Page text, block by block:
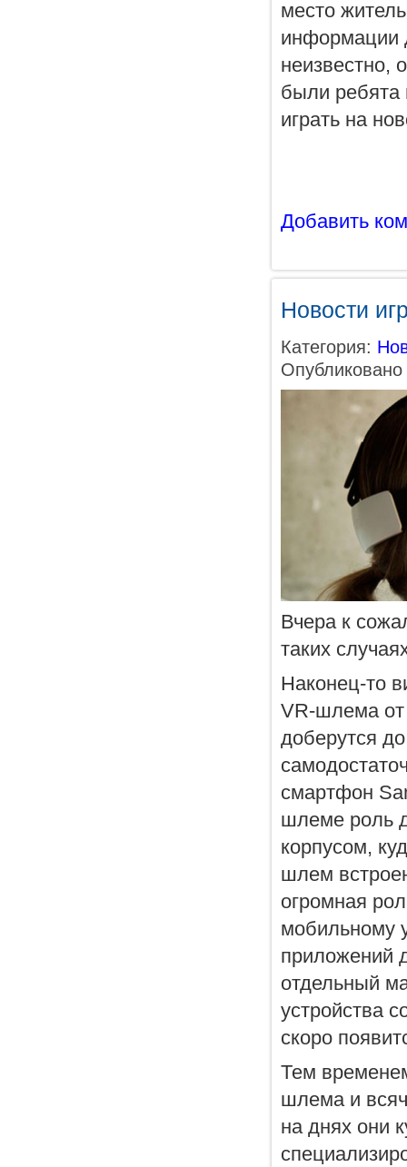
место
информации
неизвестно,
были ребята
играть на
Добавить
Новости
Категория:
Вчера к
таких
Наконец-то
VR-шлема от
доберутся
смартфон
шлеме роль
корпусом,
шлем
огромная
мобильному
приложений
отдельный
устройства
скоро
Тем
шлема и
на днях они